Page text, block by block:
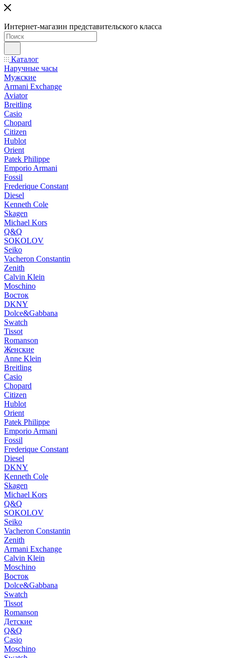
Интернет-магазин представительского класса
Каталог
Наручные часы
Мужские
Armani Exchange
Aviator
Breitling
Casio
Chopard
Citizen
Hublot
Orient
Patek Philippe
Emporio Armani
Fossil
Frederique Constant
Diesel
Kenneth Cole
Skagen
Michael Kors
Q&Q
SOKOLOV
Seiko
Vacheron Constantin
Zenith
Calvin Klein
Moschino
Восток
DKNY
Dolce&Gabbana
Swatch
Tissot
Romanson
Женские
Anne Klein
Breitling
Casio
Chopard
Citizen
Hublot
Orient
Patek Philippe
Emporio Armani
Fossil
Frederique Constant
Diesel
DKNY
Kenneth Cole
Skagen
Michael Kors
Q&Q
SOKOLOV
Seiko
Vacheron Constantin
Zenith
Armani Exchange
Calvin Klein
Moschino
Восток
Dolce&Gabbana
Swatch
Tissot
Romanson
Детские
Q&Q
Casio
Moschino